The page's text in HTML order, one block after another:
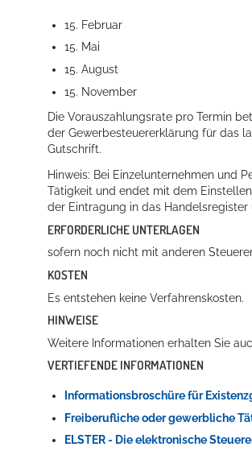
Erleben in Hockenheim
Spaß unter prickelnden Wasserfällen, das
mehr dazu...
15. Februar
15. Mai
15. August
15. November
Die Vorauszahlungsrate pro Termin
der Gewerbesteuererklärung für das
Gutschrift.
Hinweis: Bei Einzelunternehmen und
Tätigkeit und endet mit dem
der Eintragung in das
ERFORDERLICHE UNTERLAGEN
sofern noch nicht mit anderen
KOSTEN
Es entstehen keine Verfahrenskosten.
HINWEISE
Weitere Informationen erhalten Sie
VERTIEFENDE INFORMATIONEN
Informationsbroschüre für
Freiberufliche oder gewerbliche
ELSTER - Die elektronische